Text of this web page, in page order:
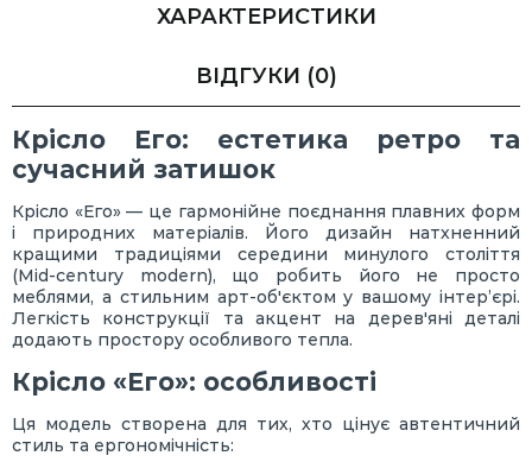
ХАРАКТЕРИСТИКИ
ВІДГУКИ (0)
Крісло Его: естетика ретро та
сучасний затишок
Крісло «Его» — це гармонійне поєднання плавних форм
і природних матеріалів. Його дизайн натхненний
кращими традиціями середини минулого століття
(Mid-century modern), що робить його не просто
меблями, а стильним арт-об'єктом у вашому інтер’єрі.
Легкість конструкції та акцент на дерев'яні деталі
додають простору особливого тепла.
Крісло «Его»: особливості
Ця модель створена для тих, хто цінує автентичний
стиль та ергономічність: